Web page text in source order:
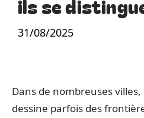
ils se
31/08/2025
Dans de nombreuses
dessine parfois des